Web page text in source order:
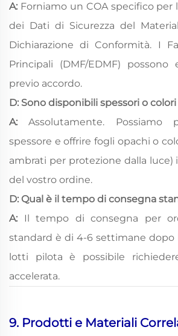
A: Forniamo un COA specifico per
dei Dati di Sicurezza del
Dichiarazione di Conformità. I
Principali (DMF/EDMF) possono
previo accordo.
D: Sono disponibili spessori o
A:Assolutamente. Possiamo
spessore e offrire fogli opachi o
ambrati per protezione dalla luce)
del vostro ordine.
D: Qual è il tempo di consegna
A:
Il tempo di consegna per
standard è di 4-6 settimane dopo
lotti pilota è possibile
accelerata.
9. Prodotti e Materiali